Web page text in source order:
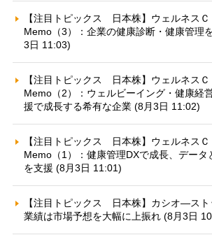
【注目トピックス 日本株】ウェルネス
Memo（3）：企業の健康診断・健康管理
3日 11:03)
【注目トピックス 日本株】ウェルネス
Memo（2）：ウェルビーイング・健康経
援で成長する希有な企業 (8月3日 11:02)
【注目トピックス 日本株】ウェルネス
Memo（1）：健康管理DXで成長、データ
を支援 (8月3日 11:01)
【注目トピックス 日本株】カシオ—スト
業績は市場予想を大幅に上振れ (8月3日